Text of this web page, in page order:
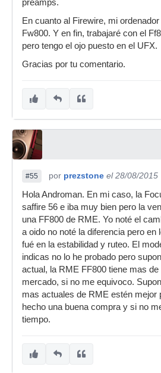
preamps.
En cuanto al Firewire, mi
Fw800. Y en fin, trabajaré con el
pero tengo el ojo puesto en el UFX.
Gracias por tu comentario.
#55 por prezstone el 28/08/2015
Hola Androman. En mi caso, la
saffire 56 e iba muy bien pero la
una FF800 de RME. Yo noté el
a oido no noté la diferencia pero en
fué en la estabilidad y ruteo. El
indicas no lo he probado pero
actual, la RME FF800 tiene mas de
mercado, si no me equivoco.
mas actuales de RME estén mejor
hecho una buena compra y si no
tiempo.